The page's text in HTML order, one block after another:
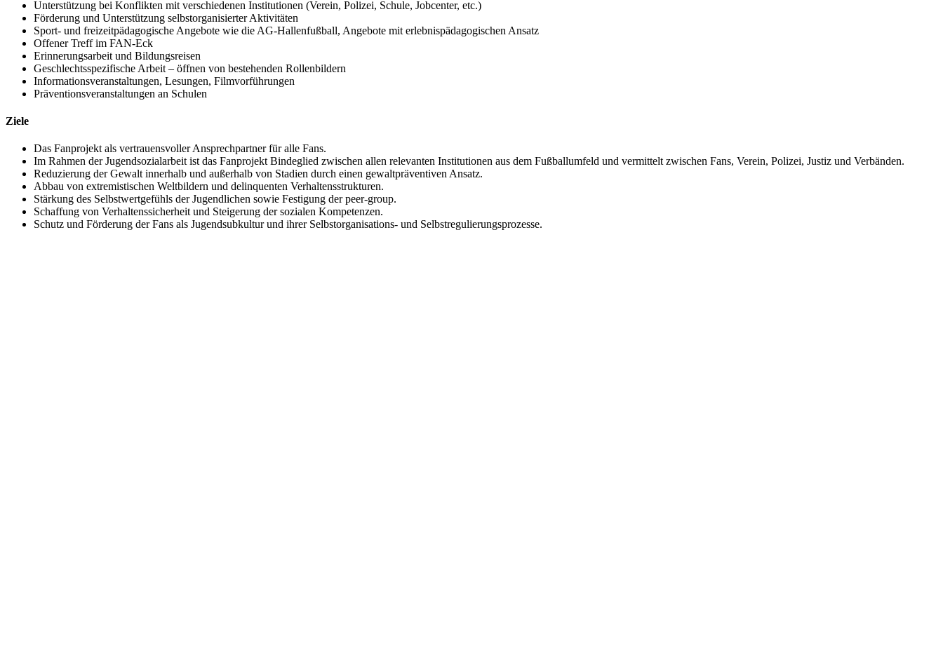
Unterstützung bei Konflikten mit verschiedenen Institutionen (Verein, Polizei, Schule, Jobcenter, etc.)
Förderung und Unterstützung selbstorganisierter Aktivitäten
Sport- und freizeitpädagogische Angebote wie die AG-Hallenfußball, Angebote mit erlebnispädagogischen Ansatz
Offener Treff im FAN-Eck
Erinnerungsarbeit und Bildungsreisen
Geschlechtsspezifische Arbeit – öffnen von bestehenden Rollenbildern
Informationsveranstaltungen, Lesungen, Filmvorführungen
Präventionsveranstaltungen an Schulen
Ziele
Das Fanprojekt als vertrauensvoller Ansprechpartner für alle Fans.
Im Rahmen der Jugendsozialarbeit ist das Fanprojekt Bindeglied zwischen allen relevanten Institutionen aus dem Fußballumfeld und vermittelt zwischen Fans, Verein, Polizei, Justiz und Verbänden.
Reduzierung der Gewalt innerhalb und außerhalb von Stadien durch einen gewaltpräventiven Ansatz.
Abbau von extremistischen Weltbildern und delinquenten Verhaltensstrukturen.
Stärkung des Selbstwertgefühls der Jugendlichen sowie Festigung der peer-group.
Schaffung von Verhaltenssicherheit und Steigerung der sozialen Kompetenzen.
Schutz und Förderung der Fans als Jugendsubkultur und ihrer Selbstorganisations- und Selbstregulierungsprozesse.